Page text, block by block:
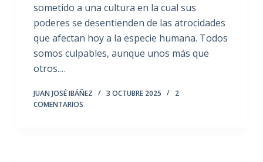
sometido a una cultura en la cual sus
poderes se desentienden de las atrocidades
que afectan hoy a la especie humana. Todos
somos culpables, aunque unos más que
otros.…
JUAN JOSÉ IBÁÑEZ 3 OCTUBRE 2025
2
COMENTARIOS